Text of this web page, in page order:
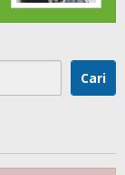
Cari